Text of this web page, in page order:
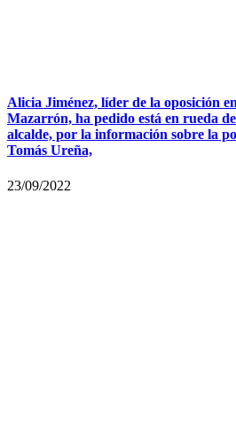
Alicia Jiménez, líder de la oposición
Mazarrón, ha pedido está en rueda
alcalde, por la información sobre la
Tomás Ureña,
23/09/2022